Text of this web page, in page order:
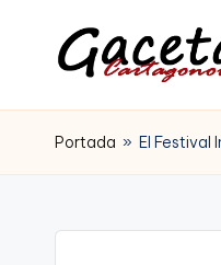
Saltar
al
G
a
e
Gaceta
Cartagonova,
Portada » El Festival